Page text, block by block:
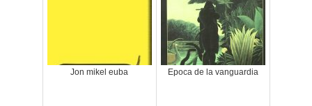
Jon mikel euba Epoca de la vanguardia